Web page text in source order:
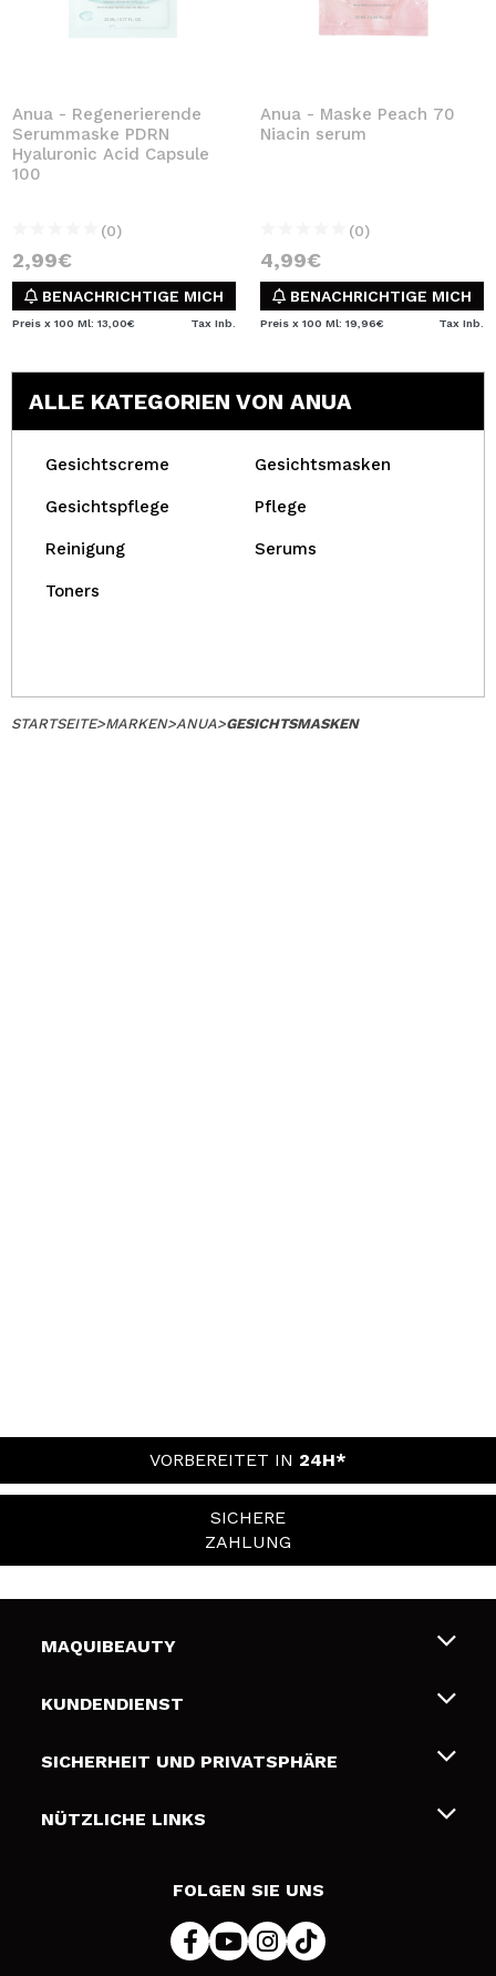
Anua - Regenerierende
Serummaske PDRN
Hyaluronic Acid Capsule
100
(0)
2,99€
BENACHRICHTIGE MICH
Preis x 100 Ml: 13,00€ Tax Inb.
Anua - Maske Peach 70
Niacin serum
(0)
4,99€
BENACHRICHTIGE MICH
Preis x 100 Ml: 19,96€ Tax Inb.
ALLE KATEGORIEN VON ANUA
Gesichtscreme Gesichtsmasken
Gesichtspflege Pflege
Reinigung Serums
Toners
STARTSEITE>MARKEN>ANUA>GESICHTSMASKEN
VORBEREITET IN 24H*
SICHERE
ZAHLUNG
MAQUIBEAUTY
Über uns
Geschenkkarten
KUNDENDIENST
Liefer- und Versandkosten
Zahlung
SICHERHEIT UND PRIVATSPHÄRE
Bedingungen und Datenschutz
NÜTZLICHE LINKS
FOLGEN SIE UNS